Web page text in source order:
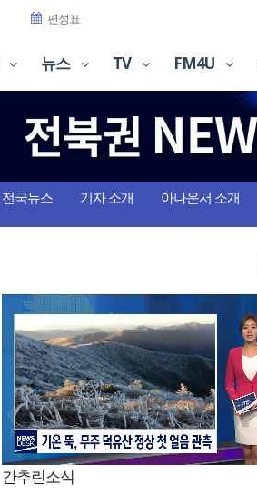
편성표
뉴스 TV FM4U
전국뉴스 기자 소개 아나운서 소개
간추린소식